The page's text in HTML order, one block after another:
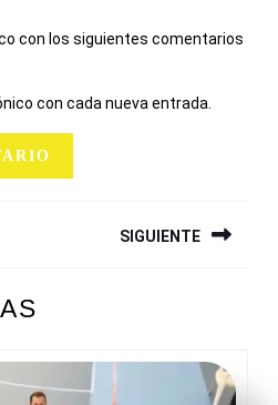
con los siguientes comentarios
con cada nueva entrada.
SIGUIENTE
entrada: